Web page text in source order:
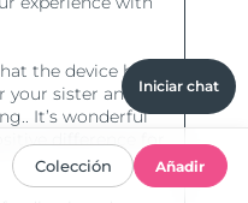
Iniciar chat
Colección Añadir